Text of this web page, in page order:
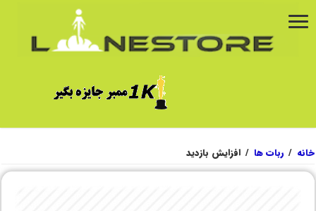
خانه / ربات ها / افزایش بازدید